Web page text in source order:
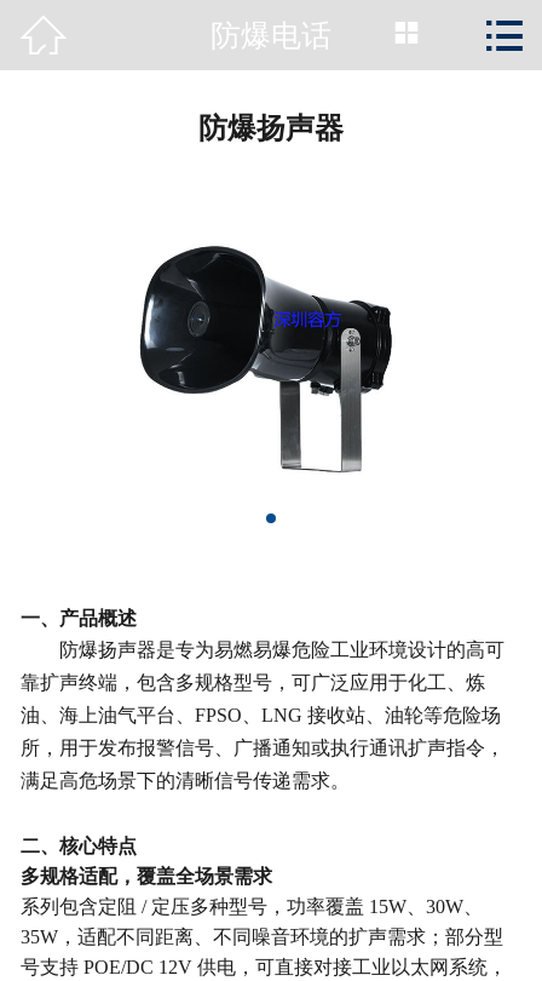
 首页
资质荣誉
 防爆电话  
防爆扬声器
一、产品概述
防爆扬声器是专为易燃易爆危险工业环境设计的高可
靠扩声终端，包含多规格型号，可广泛应用于化工、炼
油、海上油气平台、 FPSO、LNG 接收站、油轮等危险场
所，用于发布报警信号、广播通知或执行通讯扩声指令，
满足高危场景下的清晰信号传递需求。
二、核心特点
多规格适配，覆盖全场景需求
系列包含定阻 / 定压多种型号，功率覆盖 15W、30W、
35W，适配不同距离、不同噪音环境的扩声需求；部分型
号支持 POE/DC 12V 供电，可直接对接工业以太网系统，